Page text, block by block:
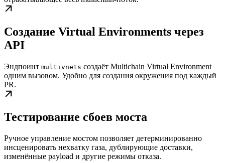
Создание Virtual Environments через
API
Эндпоинт multivnets создаёт Multichain Virtual Environment
одним вызовом. Удобно для создания окружения под каждый
PR.
Тестирование сбоев моста
Ручное управление мостом позволяет детерминированно
инсценировать нехватку газа, дублирующие доставки,
изменённые payload и другие режимы отказа.